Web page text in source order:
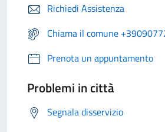
Richiedi Assistenza
Chiama il comune
Prenota un appuntamento
Problemi in città
Segnala disservizio